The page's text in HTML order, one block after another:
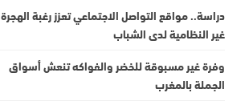
دراسة.. مواقع التواصل الاجتماعي تعزز رغبة الهجرة
غير النظامية لدى الشباب
وفرة غير مسبوقة للخضر والفواكه تنعش أسواق
الجملة بالمغرب